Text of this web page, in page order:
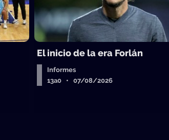
El inicio de la era Forlán
Informes
13a0 • 07/08/2026